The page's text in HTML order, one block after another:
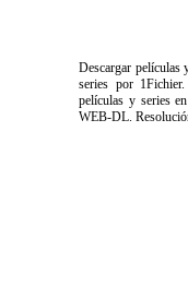
Descargar películas
series por
películas y series
WEB-DL.